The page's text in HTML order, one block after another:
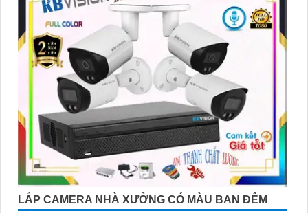
LẮP CAMERA NHÀ XƯỞNG CÓ MÀU BAN ĐÊM